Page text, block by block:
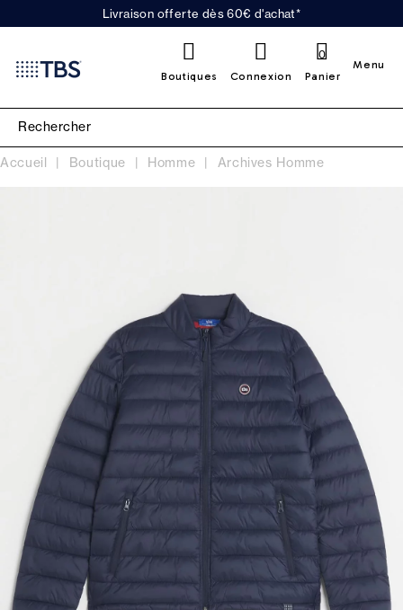
Livraison offerte dès 60€ d'achat*
Boutiques Connexion Panier
0
Menu
Accueil Boutique Homme Archives Homme